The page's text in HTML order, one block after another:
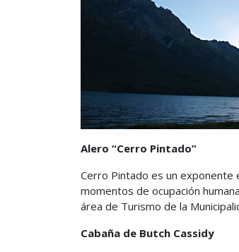
Alero “Cerro Pintado”
Cerro Pintado es un exponente
momentos de ocupación
área de Turismo de la
Cabaña de Butch Cassidy